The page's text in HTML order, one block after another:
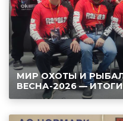
МИР ОХОТЫ И
ВЕСНА-2026 — ИТОГИ